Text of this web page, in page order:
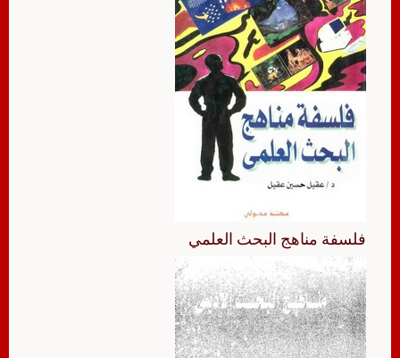
فلسفة مناهج البحث العلمي